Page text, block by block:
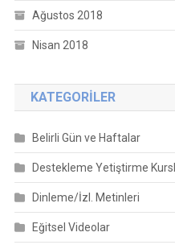
Ağustos 2018
Nisan 2018
KATEGORILER
Belirli Gün ve Haftalar
Destekleme Yetiştirme
Dinleme/İzl. Metinleri
Eğitsel Videolar